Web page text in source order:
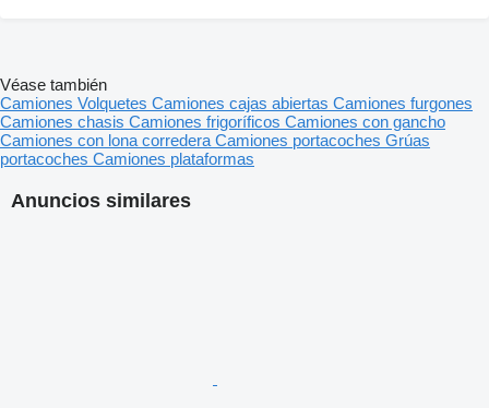
Anuncios similares
Véase también
Camiones Volquetes Camiones cajas abiertas Camiones furgones
Camiones chasis Camiones frigoríficos Camiones con gancho
Camiones con lona corredera Camiones portacoches Grúas
portacoches Camiones plataformas